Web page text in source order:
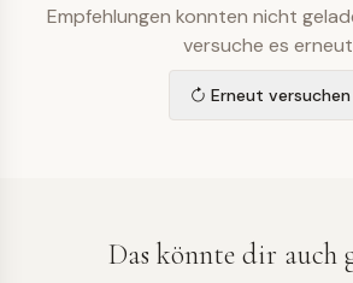
Empfehlungen konnten nicht
versuche es
Erneut versuchen
Das könnte dir auch